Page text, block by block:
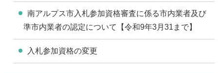
南アルプス市入札参加資格審査に係る市内業者及び
準市内業者の認定について【令和9年3月31まで】
入札参加資格の変更